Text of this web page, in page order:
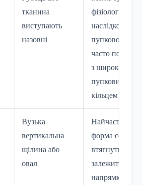
тканина
виступають
назовні
фізіологічним
наслідком
пупкової
часто
з широким
пупковим
кільцем
Вузька
вертикальна
щілина або
овал
Найчастіша
форма серед
втягнутих
залежить від
напрямку